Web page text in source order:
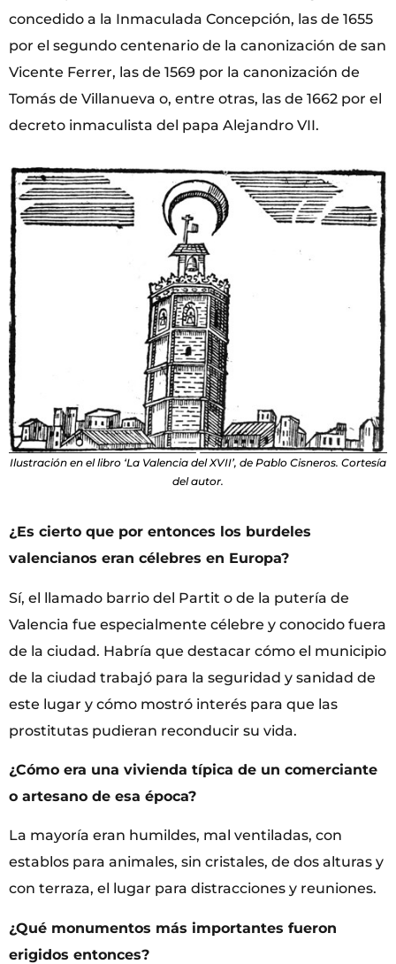
concedido a la Inmaculada Concepción, las de 1655
por el segundo centenario de la canonización de san
Vicente Ferrer, las de 1569 por la canonización de
Tomás de Villanueva o, entre otras, las de 1662 por el
decreto inmaculista del papa Alejandro VII.
Ilustración en el libro ‘La Valencia del XVII’, de Pablo Cisneros. Cortesía
del autor.
¿Es cierto que por entonces los burdeles
valencianos eran célebres en Europa?
Sí, el llamado barrio del Partit o de la putería de
Valencia fue especialmente célebre y conocido fuera
de la ciudad. Habría que destacar cómo el municipio
de la ciudad trabajó para la seguridad y sanidad de
este lugar y cómo mostró interés para que las
prostitutas pudieran reconducir su vida.
¿Cómo era una vivienda típica de un comerciante
o artesano de esa época?
La mayoría eran humildes, mal ventiladas, con
establos para animales, sin cristales, de dos alturas y
con terraza, el lugar para distracciones y reuniones.
¿Qué monumentos más importantes fueron
erigidos entonces?